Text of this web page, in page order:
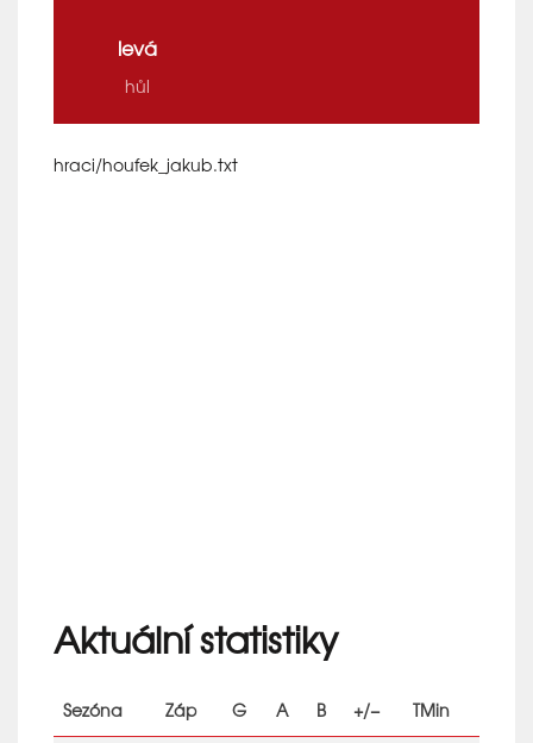
levá
hůl
hraci/houfek_jakub.txt
Aktuální statistiky
Sezóna Záp G A B +/− TMin